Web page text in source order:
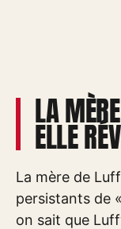
LA
ELLE
La mère de
persistants de
on sait que